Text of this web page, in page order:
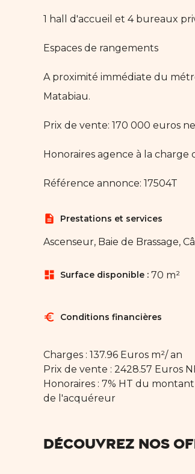
1 hall d'accueil et 4 bureaux
Espaces de rangements
A proximité immédiate du
Matabiau.
Prix de vente: 170 000 euros
Honoraires agence à la charge
Référence annonce: 17504T
description Prestations et services
Ascenseur, Baie de Brassage,
dashboard Surface disponible : 70 m²
euro Conditions financières
Charges : 137.96 Euros m²/ an
Prix de vente : 2428.57 Euros
Honoraires : 7% HT du
de l'acquéreur
Découvrez nos